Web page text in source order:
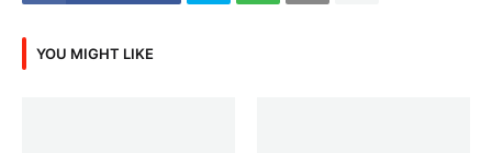
YOU MIGHT LIKE